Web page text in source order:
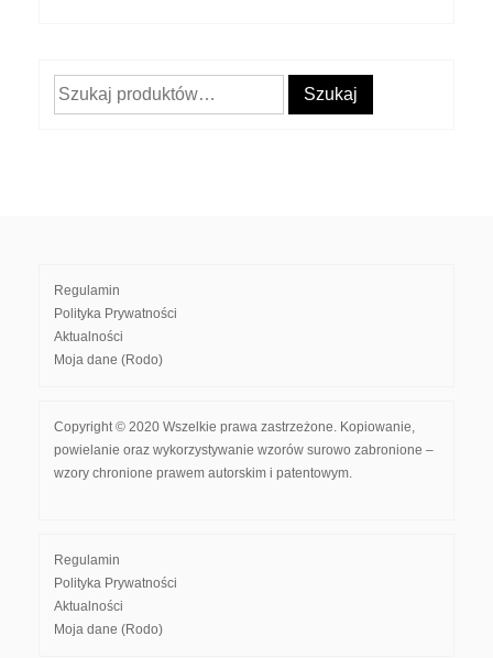
Szukaj: Szukaj
Regulamin
Polityka Prywatności
Aktualności
Moja dane (Rodo)
Copyright © 2020 Wszelkie prawa zastrzeżone. Kopiowanie,
powielanie oraz wykorzystywanie wzorów surowo zabronione –
wzory chronione prawem autorskim i patentowym.
Regulamin
Polityka Prywatności
Aktualności
Moja dane (Rodo)